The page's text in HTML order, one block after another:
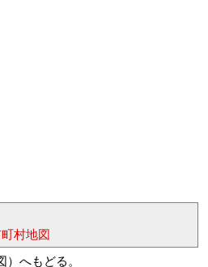
村地図
）へもどる。